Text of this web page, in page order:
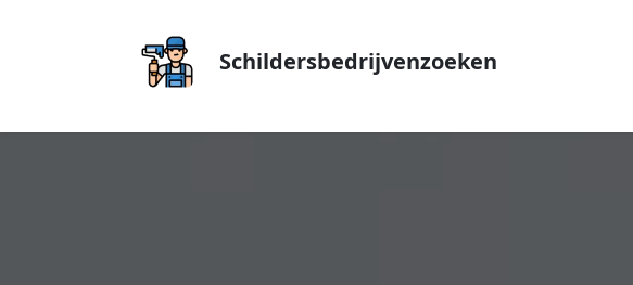
Schildersbedrijvenzoeken